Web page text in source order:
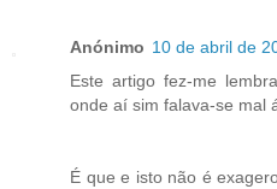
Anónimo 10 de abril de
Este artigo fez-me
onde aí sim falava-se mal
É que e isto não é